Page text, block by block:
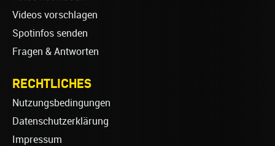
Videos vorschlagen
Spotinfos senden
Fragen & Antworten
RECHTLICHES
Nutzungsbedingungen
Datenschutzerklärung
Impressum